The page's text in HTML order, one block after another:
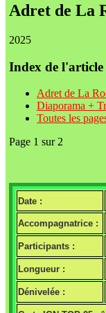
Adret de La
2025
Index de l'article
Adret de La
Diaporama +
Toutes les
Page 1 sur 2
Date :
Accompagnatrice :
Participants :
Longueur :
Dénivelée :